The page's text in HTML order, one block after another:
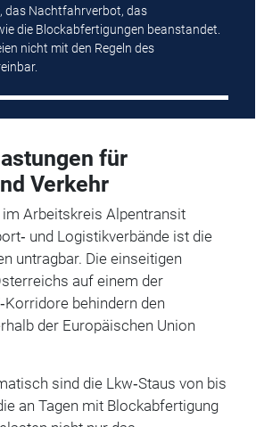
das Nachtfahrverbot, das
die Blockabfertigungen beanstandet.
nicht mit den Regeln des
für
Verkehr
im Arbeitskreis Alpentransit
und Logistikverbände ist die
untragbar. Die einseitigen
auf einem der
behindern den
der Europäischen Union
sind die Lkw‑Staus von bis
an Tagen mit Blockabfertigung